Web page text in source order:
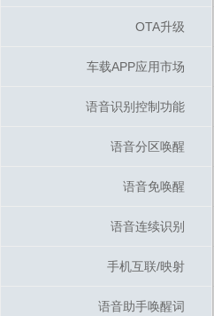
OTA升级
车载APP应用市场
语音识别控制功能
语音分区唤醒
语音免唤醒
语音连续识别
手机互联/映射
语音助手唤醒词
OTA升级
车载APP应用市场
语音识别控制功能
语音分区唤醒
语音免唤醒
语音连续识别
手机互联/映射
语音助手唤醒词